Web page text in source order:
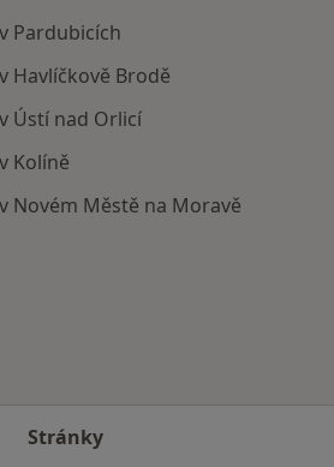
Pardubicích
Havlíčkově Brodě
Ústí nad Orlicí
Kolíně
Novém Městě na Moravě
Stránky